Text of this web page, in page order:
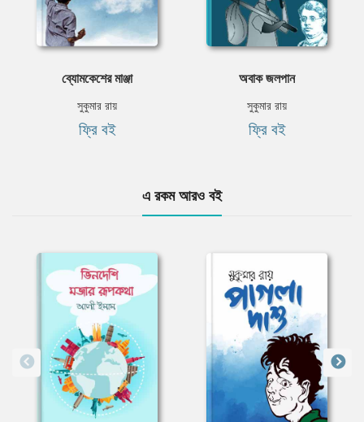
ব্যোমকেশের মাঞ্জা
সুকুমার রায়
ফ্রি বই
অবাক জলপান
সুকুমার রায়
ফ্রি বই
এ রকম আরও বই